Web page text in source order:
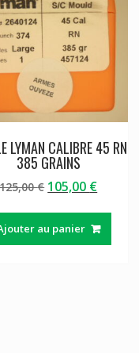
LYMAN CALIBRE 45 RN
385 GRAINS
125,00€ Le
initial
était :
105,00 €Le
est :
au panier